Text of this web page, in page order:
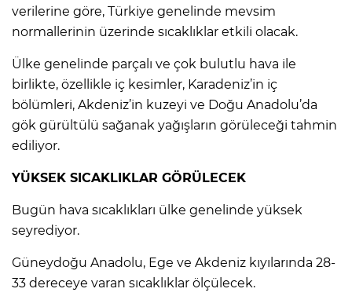
verilerine göre, Türkiye genelinde mevsim
normallerinin üzerinde sıcaklıklar etkili olacak.
Ülke genelinde parçalı ve çok bulutlu hava ile
birlikte, özellikle iç kesimler, Karadeniz’in iç
bölümleri, Akdeniz’in kuzeyi ve Doğu Anadolu’da
gök gürültülü sağanak yağışların görüleceği tahmin
ediliyor.
YÜKSEK SICAKLIKLAR GÖRÜLECEK
Bugün hava sıcaklıkları ülke genelinde yüksek
seyrediyor.
Güneydoğu Anadolu, Ege ve Akdeniz kıyılarında 28-
33 dereceye varan sıcaklıklar ölçülecek.